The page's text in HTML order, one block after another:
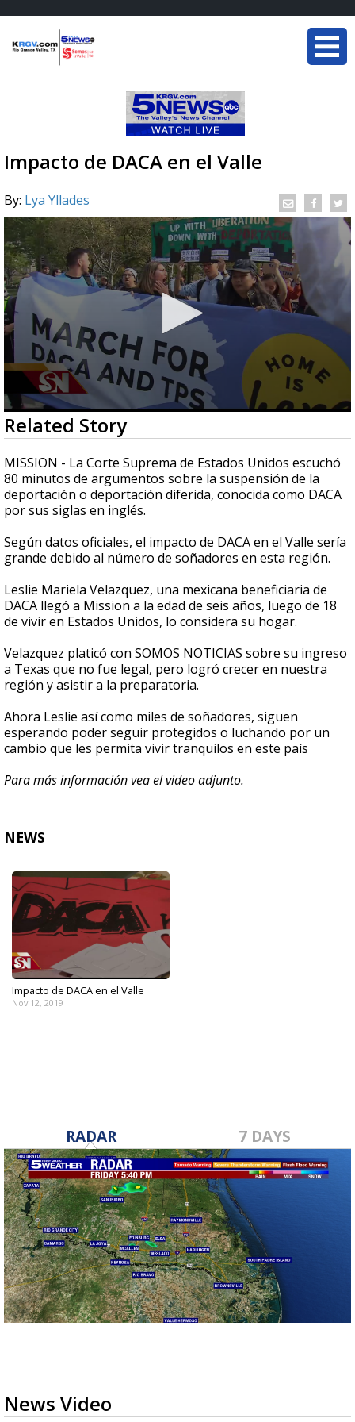
Impacto de DACA en el Valle
By: Lya Yllades
0
seconds
of
3
minutes,
8
seconds
Related Story
MISSION - La Corte Suprema de Estados Unidos escuchó
80 minutos de argumentos sobre la suspensión de la
deportación o deportación diferida, conocida como DACA
por sus siglas en inglés.
Según datos oficiales, el impacto de DACA en el Valle sería
grande debido al número de soñadores en esta región.
Leslie Mariela Velazquez, una mexicana beneficiaria de
DACA llegó a Mission a la edad de seis años, luego de 18
de vivir en Estados Unidos, lo considera su hogar.
Velazquez platicó con SOMOS NOTICIAS sobre su ingreso
a Texas que no fue legal, pero logró crecer en nuestra
región y asistir a la preparatoria.
Ahora Leslie así como miles de soñadores, siguen
esperando poder seguir protegidos o luchando por un
cambio que les permita vivir tranquilos en este país
Para más información vea el video adjunto.
NEWS
Impacto de DACA en el Valle
Nov 12, 2019
RADAR 7 DAYS
News Video